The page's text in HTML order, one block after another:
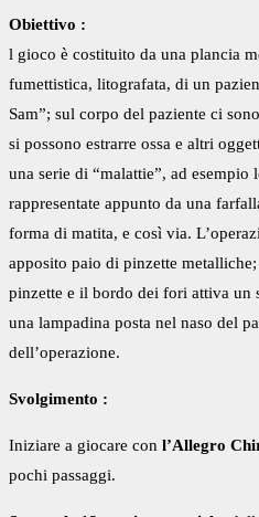
Obiettivo :
l gioco è costituito da una plancia
fumettistica, litografata, di un
Sam”; sul corpo del paziente ci
si possono estrarre ossa e altri
una serie di “malattie”, ad esempio
rappresentate appunto da una
forma di matita, e così via.
apposito paio di pinzette
pinzette e il bordo dei fori attiva un
una lampadina posta nel naso del
dell’operazione.
Svolgimento :
Iniziare a giocare con l’Allegro
pochi passaggi.